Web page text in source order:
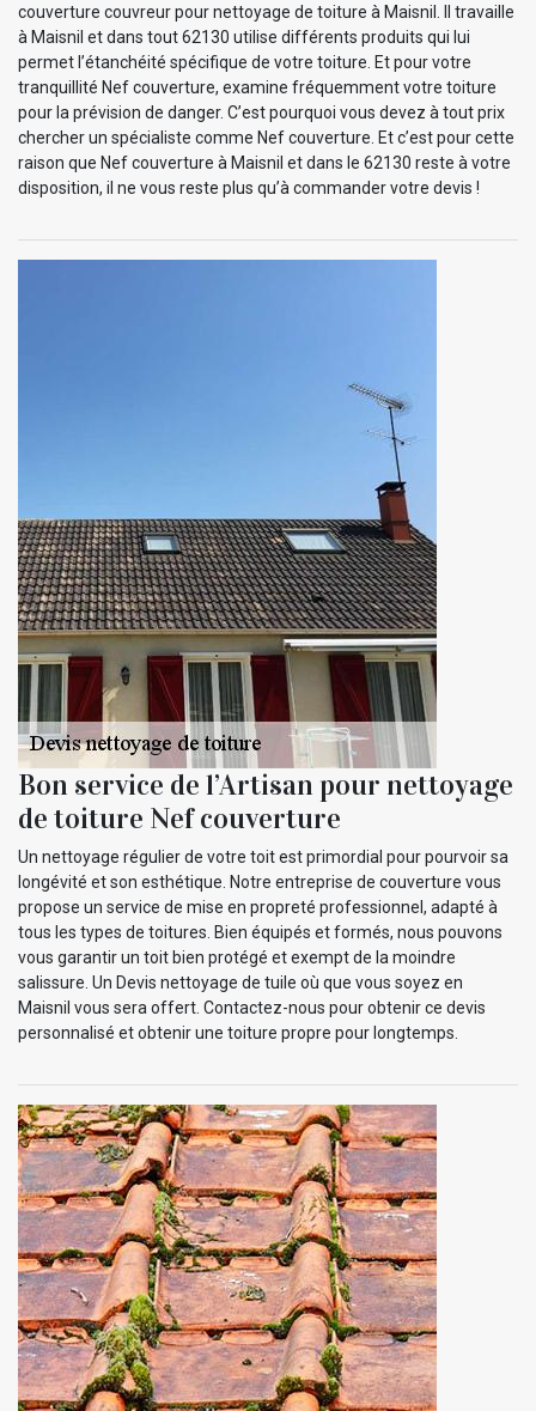
couverture couvreur pour nettoyage de toiture à Maisnil. Il travaille
à Maisnil et dans tout 62130 utilise différents produits qui lui
permet l’étanchéité spécifique de votre toiture. Et pour votre
tranquillité Nef couverture, examine fréquemment votre toiture
pour la prévision de danger. C’est pourquoi vous devez à tout prix
chercher un spécialiste comme Nef couverture. Et c’est pour cette
raison que Nef couverture à Maisnil et dans le 62130 reste à votre
disposition, il ne vous reste plus qu’à commander votre devis !
Bon service de l’Artisan pour nettoyage
de toiture Nef couverture
Un nettoyage régulier de votre toit est primordial pour pourvoir sa
longévité et son esthétique. Notre entreprise de couverture vous
propose un service de mise en propreté professionnel, adapté à
tous les types de toitures. Bien équipés et formés, nous pouvons
vous garantir un toit bien protégé et exempt de la moindre
salissure. Un Devis nettoyage de tuile où que vous soyez en
Maisnil vous sera offert. Contactez-nous pour obtenir ce devis
personnalisé et obtenir une toiture propre pour longtemps.